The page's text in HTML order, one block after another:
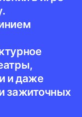
и даже
зажиточных